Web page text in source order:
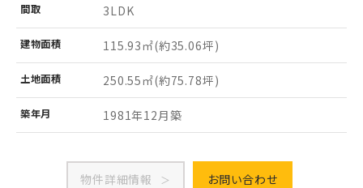
間取 3LDK
建物面積 115.93㎡(約35.06坪)
土地面積 250.55㎡(約75.78坪)
築年月 1981年12月築
物件詳細情報 お問い合わせ